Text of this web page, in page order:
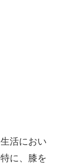
活におい
に、膝を